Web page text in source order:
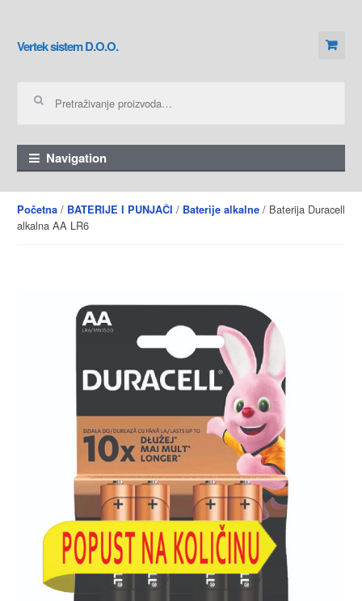
Skip to navigation
Skip to content
Vertek sistem D.O.O.
Navigation
Početna/ BATERIJE I PUNJAČI / Baterije alkalne/ Baterija Duracell
alkalna AA LR6